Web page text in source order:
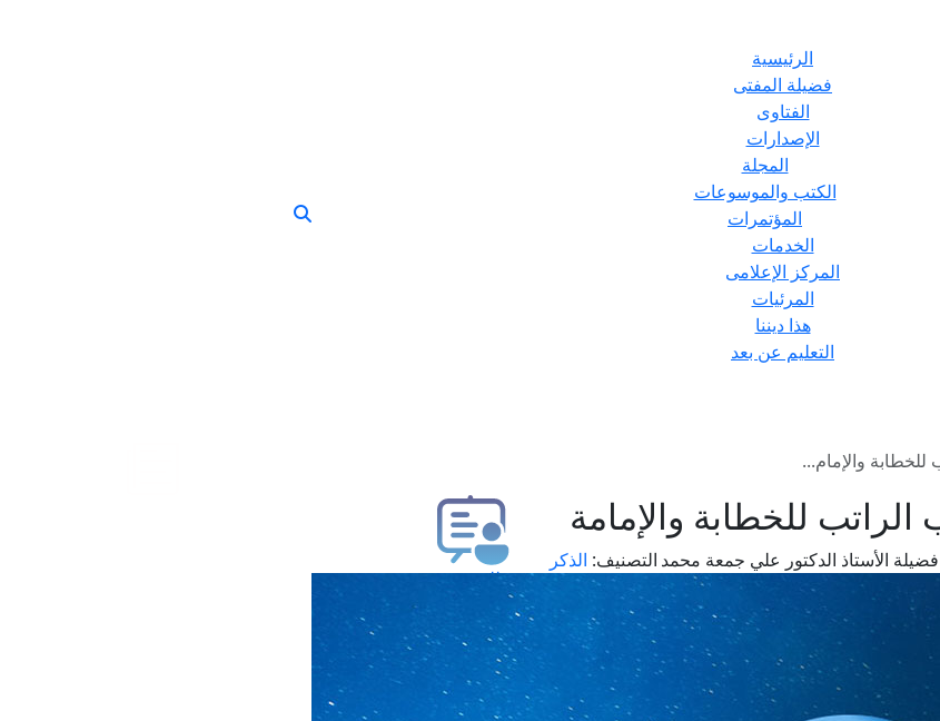
الرئيسية
فضيلة المفتى
الفتاوى
الإصدارات
المجلة
الكتب والموسوعات
المؤتمرات
الخدمات
المركز الإعلامى
المرئيات
هذا ديننا
التعليم عن بعد
والإمام...
للخطابة والإمامة
فضيلة الأستاذ الدكتور علي جمعة محمد التصنيف: الذكر
طلب فتوى
استعلام عن فتوى